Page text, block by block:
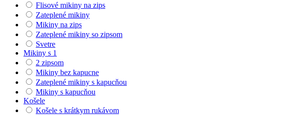
Flisové mikiny na zips
Zateplené mikiny
Mikiny na zips
Zateplené mikiny so zipsom
Svetre
Mikiny s 1
2 zipsom
Mikiny bez kapucne
Zateplené mikiny s kapucňou
Mikiny s kapucňou
Košele
Košele s krátkym rukávom